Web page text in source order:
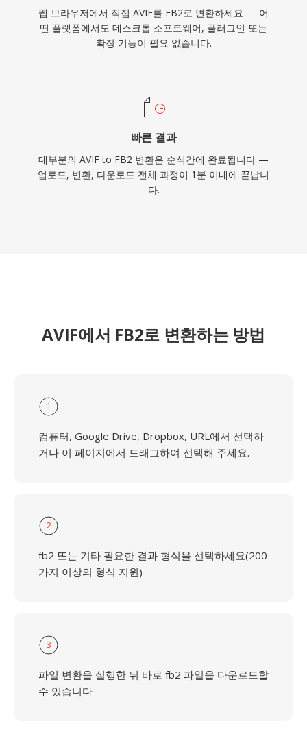
웹 브라우저에서 직접 AVIF를 FB2로 변환하세요 — 어
떤 플랫폼에서도 데스크톱 소프트웨어, 플러그인 또는
확장 기능이 필요 없습니다.
빠른 결과
대부분의 AVIF to FB2 변환은 순식간에 완료됩니다 —
업로드, 변환, 다운로드 전체 과정이 1분 이내에 끝납니
다.
AVIF에서 FB2로 변환하는 방법
1
컴퓨터, Google Drive, Dropbox, URL에서 선택하
거나 이 페이지에서 드래그하여 선택해 주세요.
2
fb2 또는 기타 필요한 결과 형식을 선택하세요(200
가지 이상의 형식 지원)
3
파일 변환을 실행한 뒤 바로 fb2 파일을 다운로드할
수 있습니다